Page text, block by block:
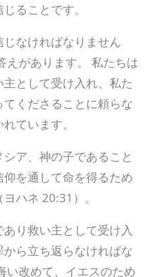
ることです。
なければなりません
えがあります。 私たちは
として受け入れ、私た
くださることに頼らな
ています。
ア、神の子であること
を通して命を得るため
ハネ 20:31）。
り救い主として受け入
ら立ち返らなければな
い改めて、イエスのため